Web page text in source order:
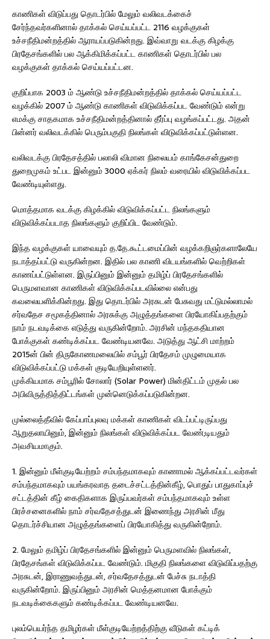
காணிகள் விடுப்பது தொடர்பில் மேலும் வலிவடக்கைச்
சேர்ந்தவர்களினால் தாக்கல் செய்யப்பட்ட 2116 வழக்குகள்
உச்சநீதிமன்றத்தில் ஆராயப்படுகின்றது. இவ்வாறு வடக்கு கிழக்கு
பிரதேசங்களில் பல ஆக்கிமிக்கப்பட்ட காணிகள் தொடர்பில் பல
வழக்குகள் தாக்கல் செய்யப்பட்டன.
குறிப்பாக 2003 ம் ஆண்டு உச்சநீதிமன்றத்தில் தாக்கல் செய்யப்பட்ட
வழக்கில் 2007 ம் ஆண்டு காணிகள் விடுவிக்கப்பட வேண்டும் என்று
எமக்கு சாதகமாக உச்சநீதிமன்றத்தினால் தீர்ப்பு வழங்கப்பட்டது. அதன்
பின்னர் வலிவடக்கில் பெரும்பகுதி நிலங்கள் விடுவிக்கப்பட்டுள்ளன.
வலிவடக்கு பிரதேசத்தில் பலாலி விமான நிலையம் காங்கேசன்துறை
துறைமுகம் உட்பட இன்னும் 3000 ஏக்கர் நிலம் வரையில் விடுவிக்கப்பட
வேண்டியுள்ளது.
மொத்தமாக வடக்கு கிழக்கில் விடுவிக்கப்பட்ட நிலங்களும்
விடுவிக்கப்படாத நிலங்களும் குறிப்பிட வேண்டும்.
இந்த வழக்குகள் யாவையும் த.தே.கூட்டமைப்பின் வழக்கறிஞர்களாலேயே
நடாத்தப்பட்டு வருகின்றன. இதில் பல காணி விடயங்களில் வெற்றிகள்
காணப்பட்டுள்ளன. இருப்பினும் இன்னும் தமிழ்ப் பிரதேசங்களில்
பெருமளவான காணிகள் விடுவிக்கப்படவில்லை என்பது
கவலையளிக்கின்றது. இது தொடர்பில் அரசுடன் பேசுவது மட்டுமல்லாமல்
சர்வதேச சமூகத்தினால் அரசுக்கு அழுத்தங்களை பிரயோகிப்பதற்கும்
நாம் நடவடிக்கை எடுத்து வருகின்றோம். அரசின் மந்தகதியான
போக்குகள் கண்டிக்கப்பட வேண்டியனவே. அடுத்து ஆட்சி மாற்றம்
2015ன் பின் திருகோணமலையில் சம்பூர் பிரதேசம் முழுமையாக
விடுவிக்கப்பட்டு மக்கள் குடியேறியுள்ளனர்.
முக்கியமாக சம்பூரில் சோலார் (Solar Power) மின்திட்டம் முதல் பல
அபிவிருத்தித்திட்டங்கள் முன்னெடுக்கப்படுகின்றன.
முல்லைத்தீவில் கேப்பாப்புலவு மக்கள் காணிகள் விடப்பட்டிருப்பது
ஆறுதலாயினும், இன்னும் நிலங்கள் விடுவிக்கப்பட வேண்;டியதும்
அவசியமாகும்.
1. இன்னும் மீள்குடியேற்றம் சம்பந்தமாகவும் காணாமல் ஆக்கப்பட்டவர்கள்
சம்பந்தமாகவும் பயங்கரவாத தடைச்சட்டத்தின்கீழ், பொதுப் பாதுகாப்புச்
சட்டத்தின் கீழ் கைதிகளாக இருப்பவர்கள் சம்பந்தமாகவும் உள்ள
பிரச்சனைகளில் நாம் சர்வதேசத்துடன் இணைந்து அரசின் மீது
தொடர்ச்சியான அழுத்தங்களைப் பிரயோகித்து வருகின்றோம்.
2. மேலும் தமிழ்ப் பிரதேசங்களில் இன்னும் பெருமளவில் நிலங்கள்,
பிரதேசங்கள் விடுவிக்கப்பட வேண்டும். மிகுதி நிலங்களை விடுவிப்பதற்கு
அரசுடன், இராணுவத்துடன், சர்வதேசத்துடன் பேச்சு நடாத்தி
வருகின்றோம். இருப்பினும் அரசின் மெத்தனமான போக்கும்
நடவடிக்கைகளும் கண்டிக்கப்பட வேண்டியனவே.
புலம்பெயர்ந்த தமிழர்கள் மீள்குடியேற்றத்திற்கு வீடுகள் கட்டிக்